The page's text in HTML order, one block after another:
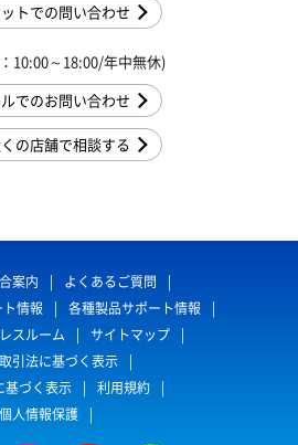
トでの問い合わせ
10:00～18:00/年中無休)
でのお問い合わせ
の店舗で相談する
案内
よくあるご質問
情報
各種製品サポート情報
スルーム
サイトマップ
引法に基づく表示
基づく表示
利用規約
個人情報保護